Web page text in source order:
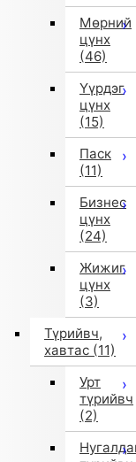
Мөрний
цүнх
(46)
Үүрдэг
цүнх
(15)
Паск
(11)
Бизнес
цүнх
(24)
Жижиг
цүнх
(3)
Түрийвч,
хавтас (11)
Урт
түрийвч
(2)